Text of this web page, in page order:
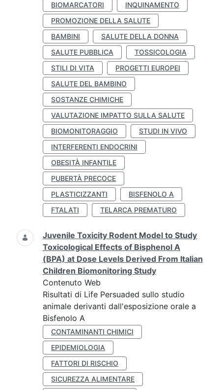
BIOMARCATORI
INQUINAMENTO
PROMOZIONE DELLA SALUTE
BAMBINI
SALUTE DELLA DONNA
SALUTE PUBBLICA
TOSSICOLOGIA
STILI DI VITA
PROGETTI EUROPEI
SALUTE DEL BAMBINO
SOSTANZE CHIMICHE
VALUTAZIONE IMPATTO SULLA SALUTE
BIOMONITORAGGIO
STUDI IN VIVO
INTERFERENTI ENDOCRINI
OBESITÀ INFANTILE
PUBERTÀ PRECOCE
PLASTICIZZANTI
BISFENOLO A
FTALATI
TELARCA PREMATURO
Juvenile Toxicity Rodent Model to Study
Toxicological Effects of Bisphenol A
(BPA) at Dose Levels Derived From Italian
Children Biomonitoring Study
Contenuto Web
Risultati di Life Persuaded sullo studio
animale derivanti dall'esposizione orale a
Bisfenolo A
CONTAMINANTI CHIMICI
EPIDEMIOLOGIA
FATTORI DI RISCHIO
SICUREZZA ALIMENTARE